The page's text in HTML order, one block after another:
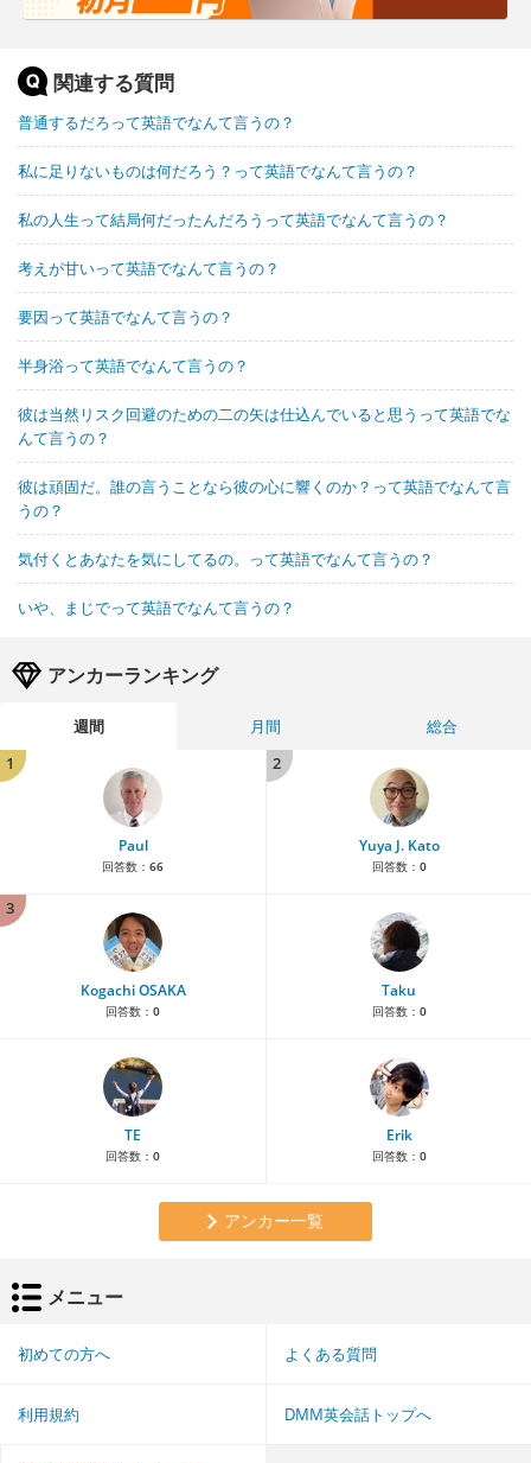
関連する質問
普通するだろって英語でなんて言うの？
私に足りないものは何だろう？って英語でなんて言うの？
私の人生って結局何だったんだろうって英語でなんて言うの？
考えが甘いって英語でなんて言うの？
要因って英語でなんて言うの？
半身浴って英語でなんて言うの？
彼は当然リスク回避のための二の矢は仕込んでいると思うって英語でな
んて言うの？
彼は頑固だ。誰の言うことなら彼の心に響くのか？って英語でなんて言
うの？
気付くとあなたを気にしてるの。って英語でなんて言うの？
いや、まじでって英語でなんて言うの？
アンカーランキング
週間 月間
総合
1
Paul
回答数： 66
2
Yuya J. Kato
回答数： 0
3
Kogachi OSAKA
回答数： 0
Taku
回答数： 0
TE
回答数： 0
Erik
回答数： 0
アンカー一覧
メニュー
初めての方へ よくある質問
利用規約 DMM英会話トップへ